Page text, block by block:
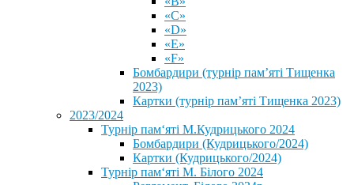
«С»
«D»
«Е»
«F»
Бомбардири (турнір пам’яті Тищенка
2023)
Картки (турнір пам’яті Тищенка 2023)
2023/2024
⁨Турнір пам‘яті М.Кудрицького 2024
Бомбардири (Кудрицького/2024)
Картки (Кудрицького/2024)
⁨Турнір пам‘яті М. Білого 2024⁩